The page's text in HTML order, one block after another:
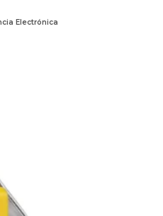
Electrónica